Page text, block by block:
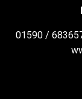
01590 /